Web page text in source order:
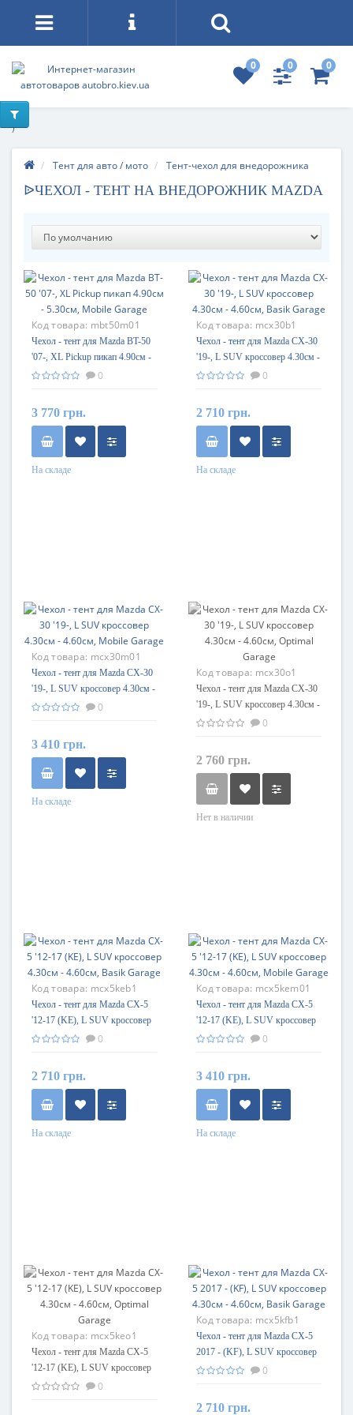
0 0 0
)
Тент для авто / мото Тент-чехол для внедорожника
ᐉЧЕХОЛ - ТЕНТ НА ВНЕДОРОЖНИК MAZDA
Код товара: mbt50m01
Чехол - тент для Mazda BT-50
'07-, XL Pickup пикап 4.90см -
5.30см, Mobile Garage
0
3 770 грн.
На складе
Код товара: mcx30b1
Чехол - тент для Mazda CX-30
'19-, L SUV кроссовер 4.30см -
4.60см, Basik Garage
0
2 710 грн.
На складе
Код товара: mcx30m01
Чехол - тент для Mazda CX-30
'19-, L SUV кроссовер 4.30см -
4.60см, Mobile Garage
0
3 410 грн.
На складе
Код товара: mcx30o1
Чехол - тент для Mazda CX-30
'19-, L SUV кроссовер 4.30см -
4.60см, Optimal Garage
0
2 760 грн.
Нет в наличии
Код товара: mcx5keb1
Чехол - тент для Mazda CX-5
'12-17 (KE), L SUV кроссовер
4.30см - 4.60см, Basik Garage
0
2 710 грн.
На складе
Код товара: mcx5kem01
Чехол - тент для Mazda CX-5
'12-17 (KE), L SUV кроссовер
4.30см - 4.60см, Mobile Garage
0
3 410 грн.
На складе
Код товара: mcx5keo1
Чехол - тент для Mazda CX-5
'12-17 (KE), L SUV кроссовер
4.30см - 4.60см, Optimal Garage
0
Код товара: mcx5kfb1
Чехол - тент для Mazda CX-5
2017 - (KF), L SUV кроссовер
4.30см - 4.60см, Basik Garage
0
2 710 грн.